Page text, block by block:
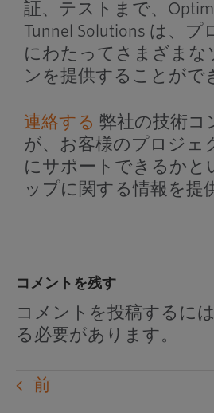
証、テストまで、
Tunnel Solutions は、
にわたってさまざまな
ンを提供することがで
連絡する 弊社の技術コ
が、お客様のプロジェ
にサポートできるかと
ップに関する情報を提
コメントを残す
コメントを投稿するには
る必要があります。
前